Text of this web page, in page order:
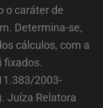
o caráter de
Determina-se,
cálculos, com a
fixados.
2003-
Juíza Relatora